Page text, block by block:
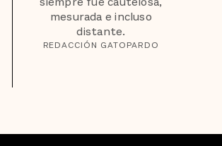
mesurada e incluso
distante.
REDACCIÓN GATOPARDO